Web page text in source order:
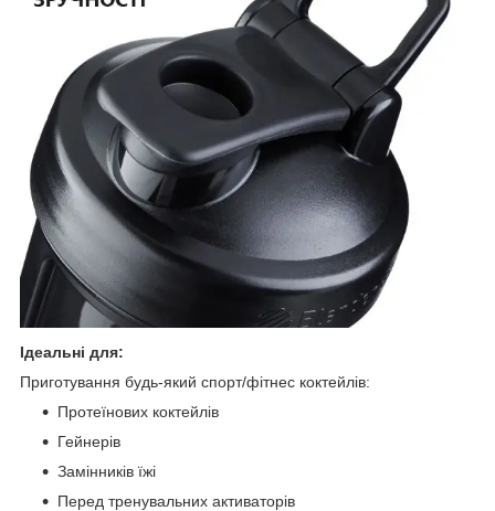
Ідеальні для:
Приготування будь-який спорт/фітнес коктейлів:
Протеїнових коктейлів
Гейнерів
Замінників їжі
Перед тренувальних активаторів